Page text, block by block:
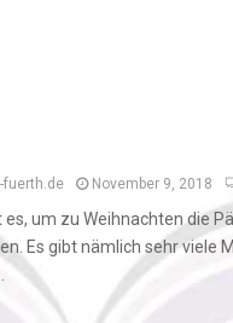
fuerth.de November 9, 2018
es, um zu Weihnachten die
Es gibt nämlich sehr viele